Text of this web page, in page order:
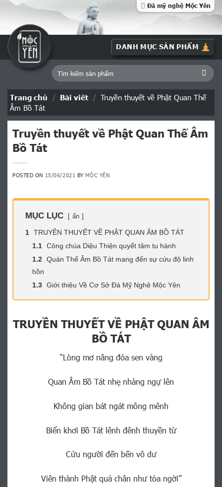
Skip
content
Đá mỹ nghệ Mộc Yên
Tìm
kiếm:
Trang chủ / Bài viết / Truyền thuyết về Phật Quan Thế
Âm Bồ Tát
Truyền thuyết về Phật Quan Thế Âm
Bồ Tát
POSTED ON 15/06/2021 BYMỘC YÊN
MỤC LỤC ẩn
1 TRUYỀN THUYẾT VỀ PHẬT QUAN ÂM BỒ TÁT
1.1 Công chúa Diệu Thiện quyết tâm tu hành
1.2 Quán Thế Âm Bồ Tát mang đến sự cứu độ linh
hồn
1.3 Giới thiệu Về Cơ Sở Đá Mỹ Nghệ Mộc Yên
TRUYỀN THUYẾT VỀ PHẬT QUAN ÂM
BỒ TÁT
“Lòng mơ nâng đóa sen vàng
Quan Âm Bồ Tát nhẹ nhàng ngự lên
Không gian bát ngát mông mênh
Biển khơi Bồ Tát lênh đênh thuyền từ
Cứu người đến bến vô dư
Viên thành Phật quả chân như tỏa ngời”